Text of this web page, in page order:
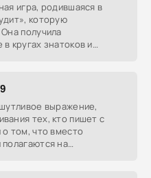
игра, родившаяся в
которую
получила
кругах знатоков и
выражение,
тех, кто пишет с
том, что вместо
на